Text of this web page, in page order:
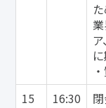
15 16:30